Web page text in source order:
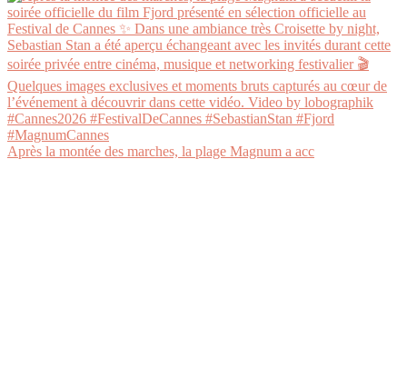
Après la montée des marches, la plage Magnum a acc